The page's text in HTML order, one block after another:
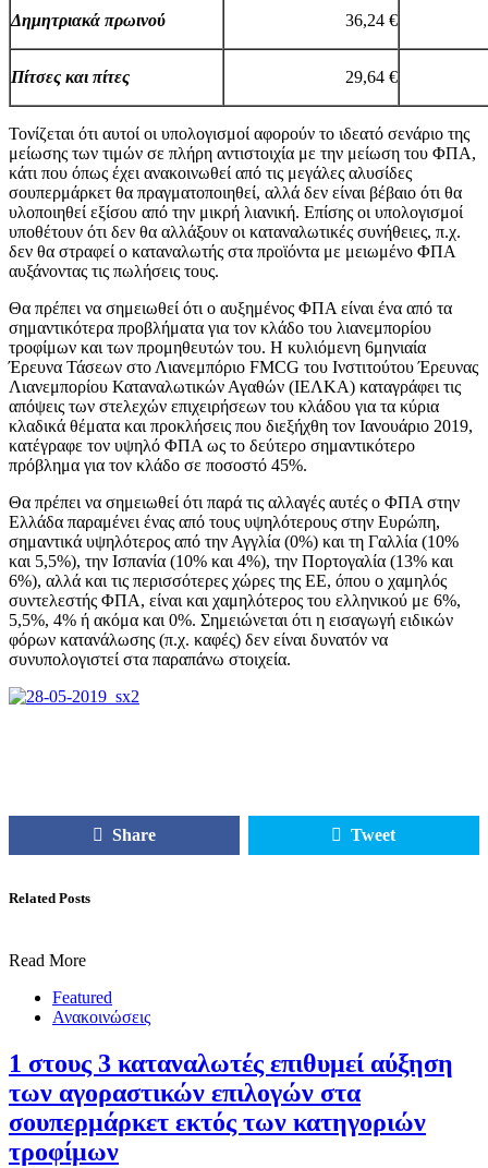
Δημητριακά πρωινού 36,24 €
Πίτσες και πίτες 29,64 €
Τονίζεται ότι αυτοί οι υπολογισμοί αφορούν το ιδεατό σενάριο της
μείωσης των τιμών σε πλήρη αντιστοιχία με την μείωση του ΦΠΑ,
κάτι που όπως έχει ανακοινωθεί από τις μεγάλες αλυσίδες
σουπερμάρκετ θα πραγματοποιηθεί, αλλά δεν είναι βέβαιο ότι θα
υλοποιηθεί εξίσου από την μικρή λιανική. Επίσης οι υπολογισμοί
υποθέτουν ότι δεν θα αλλάξουν οι καταναλωτικές συνήθειες, π.χ.
δεν θα στραφεί ο καταναλωτής στα προϊόντα με μειωμένο ΦΠΑ
αυξάνοντας τις πωλήσεις τους.
Θα πρέπει να σημειωθεί ότι ο αυξημένος ΦΠΑ είναι ένα από τα
σημαντικότερα προβλήματα για τον κλάδο του λιανεμπορίου
τροφίμων και των προμηθευτών του. Η κυλιόμενη 6μηνιαία
Έρευνα Τάσεων στο Λιανεμπόριο FMCG του Ινστιτούτου Έρευνας
Λιανεμπορίου Καταναλωτικών Αγαθών (ΙΕΛΚΑ) καταγράφει τις
απόψεις των στελεχών επιχειρήσεων του κλάδου για τα κύρια
κλαδικά θέματα και προκλήσεις που διεξήχθη τον Ιανουάριο 2019,
κατέγραφε τον υψηλό ΦΠΑ ως το δεύτερο σημαντικότερο
πρόβλημα για τον κλάδο σε ποσοστό 45%.
Θα πρέπει να σημειωθεί ότι παρά τις αλλαγές αυτές ο ΦΠΑ στην
Ελλάδα παραμένει ένας από τους υψηλότερους στην Ευρώπη,
σημαντικά υψηλότερος από την Αγγλία (0%) και τη Γαλλία (10%
και 5,5%), την Ισπανία (10% και 4%), την Πορτογαλία (13% και
6%), αλλά και τις περισσότερες χώρες της ΕΕ, όπου ο χαμηλός
συντελεστής ΦΠΑ, είναι και χαμηλότερος του ελληνικού με 6%,
5,5%, 4% ή ακόμα και 0%. Σημειώνεται ότι η εισαγωγή ειδικών
φόρων κατανάλωσης (π.χ. καφές) δεν είναι δυνατόν να
συνυπολογιστεί στα παραπάνω στοιχεία.
Share Tweet
Related Posts
Read More
Featured
Ανακοινώσεις
1 στους 3 καταναλωτές επιθυμεί αύξηση
των αγοραστικών επιλογών στα
σουπερμάρκετ εκτός των κατηγοριών
τροφίμων